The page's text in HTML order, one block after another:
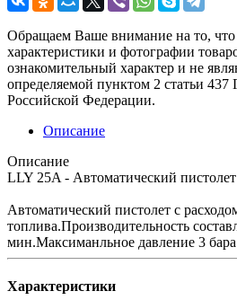
Обращаем Ваше внимание на то,
характеристики и фотографии
ознакомительный характер и не
определяемой пунктом 2 статьи 437
Российской Федерации.
Описание
Описание
LLY 25A - Автоматический
Автоматический пистолет с
топлива.Производительность
мин.Максиманльное давление 3
Характеристики